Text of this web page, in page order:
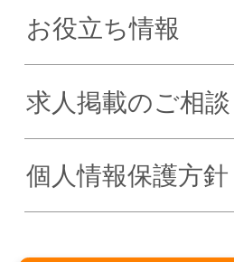
お役立ち情報
求人掲載のご相談
個人情報保護方針